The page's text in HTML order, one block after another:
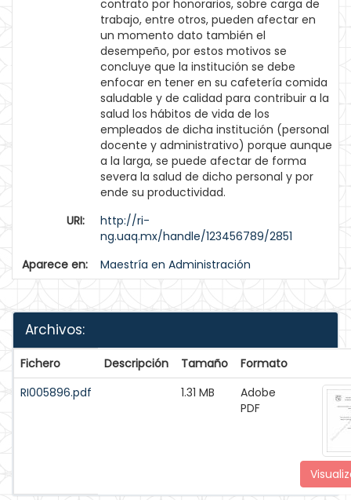
contrato por honorarios, sobre carga de
trabajo, entre otros, pueden afectar en
un momento dato también el
desempeño, por estos motivos se
concluye que la institución se debe
enfocar en tener en su cafetería comida
saludable y de calidad para contribuir a la
salud los hábitos de vida de los
empleados de dicha institución (personal
docente y administrativo) porque aunque
a la larga, se puede afectar de forma
severa la salud de dicho personal y por
ende su productividad.
URI:
http://ri-
ng.uaq.mx/handle/123456789/2851
Aparece en:
Maestría en Administración
Archivos:
Fichero Descripción Tamaño
Formato
RI005896.pdf
1.31 MB
Adobe
PDF